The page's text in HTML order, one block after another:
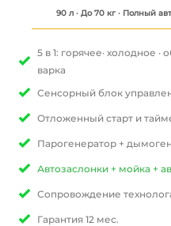
90 л · До 70 кг · Полный
5 в 1: горячее· холодное ·
варка
Сенсорный блок
Отложенный старт и
Парогенератор +
Автозаслонки + мойка +
Сопровождение
Гарантия 12 мес.